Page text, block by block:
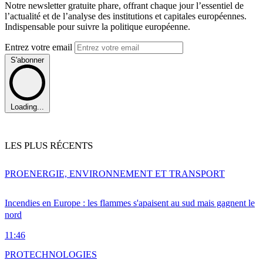
Notre newsletter gratuite phare, offrant chaque jour l’essentiel de
l’actualité et de l’analyse des institutions et capitales européennes.
Indispensable pour suivre la politique européenne.
Entrez votre email
S'abonner
Loading...
LES PLUS RÉCENTS
Incendies en Europe : les flammes s'apaisent au sud mais gagnent le
nord
11:46
PROENERGIE, ENVIRONNEMENT ET TRANSPORT
PROTECHNOLOGIES